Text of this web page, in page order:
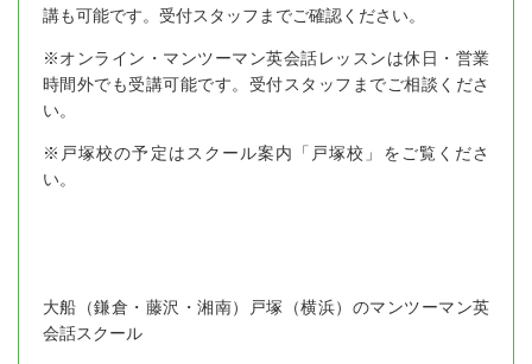
講も可能です。受付スタッフまでご確認ください。
※オンライン・マンツーマン英会話レッスンは休日・営業
時間外でも受講可能です。受付スタッフまでご相談くださ
い。
※戸塚校の予定はスクール案内「戸塚校」をご覧くださ
い。
大船（鎌倉・藤沢・湘南）戸塚（横浜）のマンツーマン英
会話スクール